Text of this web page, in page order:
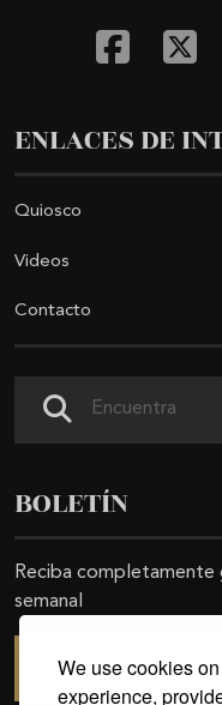
We use cookies
experience,
ENLACES DE
Quiosco
Videos
Contacto
BOLETÍN
Reciba completamente
semanal